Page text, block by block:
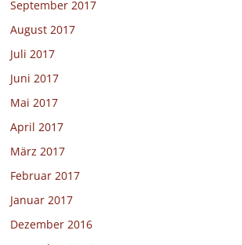
September 2017
August 2017
Juli 2017
Juni 2017
Mai 2017
April 2017
März 2017
Februar 2017
Januar 2017
Dezember 2016